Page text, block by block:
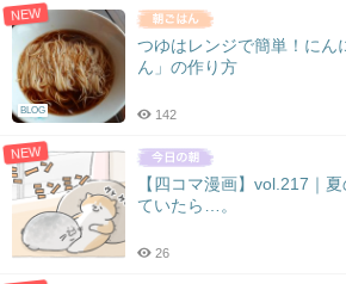
NEW
BLOG
つゆはレンジで簡単！にん
ん」の作り方
142
NEW
【四コマ漫画】vol.217｜
ていたら…。
26